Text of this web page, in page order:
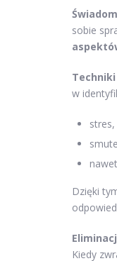
sobie
w
stres,
Dzięki
Kiedy